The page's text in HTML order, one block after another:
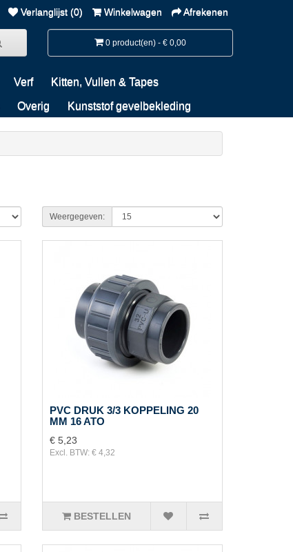
Verlanglijst (0) Winkelwagen Afrekenen
0 product(en) - € 0,00
Verf Kitten, Vullen & Tapes
Overig Kunststof gevelbekleding
Weergegeven:
PVC DRUK 3/3 KOPPELING 20
MM 16 ATO
€ 5,23
Excl. BTW: € 4,32
BESTELLEN